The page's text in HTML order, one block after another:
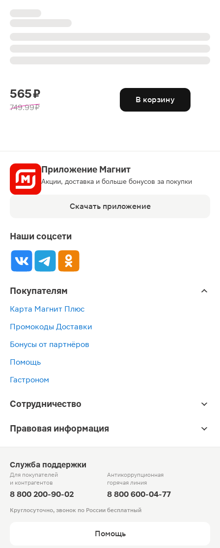
565 ₽
749.99 ₽
В корзину
Приложение Магнит
Акции, доставка и больше бонусов за покупки
Скачать приложение
Наши соцсети
Покупателям
Карта Магнит Плюс
Промокоды Доставки
Бонусы от партнёров
Помощь
Гастроном
Сотрудничество
Правовая информация
Служба поддержки
Для покупателей
и контрагентов
8 800 200-90-02
Антикоррупционная
горячая линия
8 800 600-04-77
Круглосуточно, звонок по России бесплатный
Помощь